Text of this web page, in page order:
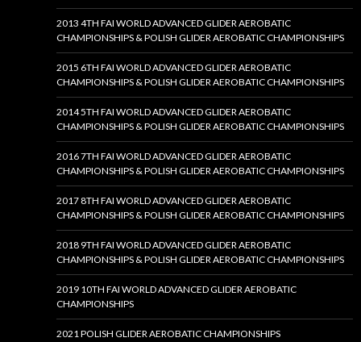
2013 4TH FAI WORLD ADVANCED GLIDER AEROBATIC
CHAMPIONSHIPS & POLISH GLIDER AEROBATIC CHAMPIONSHIPS
2015 6TH FAI WORLD ADVANCED GLIDER AEROBATIC
CHAMPIONSHIPS & POLISH GLIDER AEROBATIC CHAMPIONSHIPS
2014 5TH FAI WORLD ADVANCED GLIDER AEROBATIC
CHAMPIONSHIPS & POLISH GLIDER AEROBATIC CHAMPIONSHIPS
2016 7TH FAI WORLD ADVANCED GLIDER AEROBATIC
CHAMPIONSHIPS & POLISH GLIDER AEROBATIC CHAMPIONSHIPS
2017 8TH FAI WORLD ADVANCED GLIDER AEROBATIC
CHAMPIONSHIPS & POLISH GLIDER AEROBATIC CHAMPIONSHIPS
2018 9TH FAI WORLD ADVANCED GLIDER AEROBATIC
CHAMPIONSHIPS & POLISH GLIDER AEROBATIC CHAMPIONSHIPS
2019 10TH FAI WORLD ADVANCED GLIDER AEROBATIC
CHAMPIONSHIPS
2021 POLISH GLIDER AEROBATIC CHAMPIONSHIPS